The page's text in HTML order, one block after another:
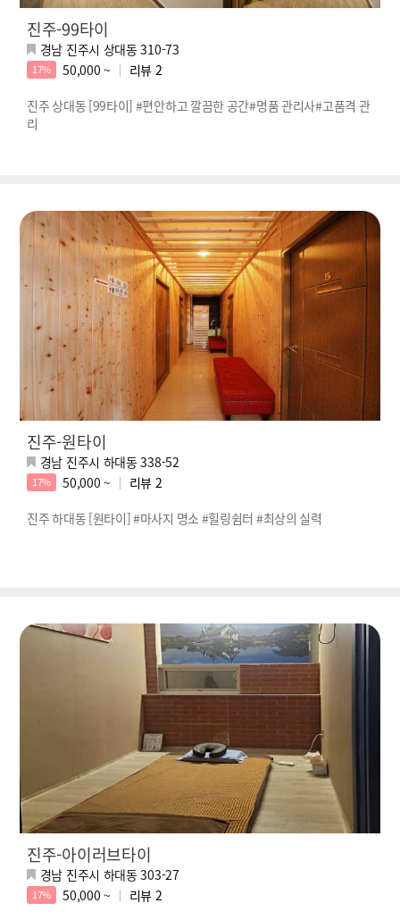
진주-99타이
경남 진주시 상대동 310-73
17% 50,000 ~ 리뷰 2
진주 상대동 [99타이] #편안하고 깔끔한 공간#명품 관리사#고품격 관
리
진주-원타이
경남 진주시 하대동 338-52
17% 50,000 ~ 리뷰 2
진주 하대동 [원타이] #마사지 명소 #힐링쉼터 #최상의 실력
진주-아이러브타이
경남 진주시 하대동 303-27
17% 50,000 ~ 리뷰 2